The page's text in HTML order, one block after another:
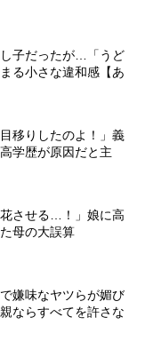
子だったが…「うど
る小さな違和感【あ
移りしたのよ！」義
学歴が原因だと主
花させる…！」娘に高
母の大誤算
嫌味なヤツらが媚び
ならすべてを許さな